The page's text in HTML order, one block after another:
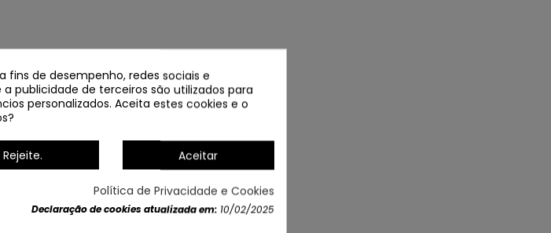
fins de desempenho, redes sociais e
publicidade de terceiros são utilizados para
personalizados. Aceita estes cookies e o
Rejeite. Aceitar
Política de Privacidade e Cookies
Declaração de cookies atualizada em: 10/02/2025